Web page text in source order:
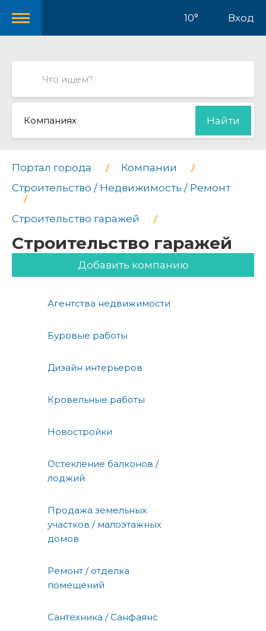
10° Вход
Компаниях Найти
Портал города
Компании
Строительство / Недвижимость / Ремонт
Строительство гаражей
Строительство гаражей
Добавить компанию
Агентства недвижимости
Буровые работы
Дизайн интерьеров
Кровельные работы
Новостройки
Остекление балконов /
лоджий
Продажа земельных
участков / малоэтажных
домов
Ремонт / отделка
помещений
Сантехника / Санфаянс